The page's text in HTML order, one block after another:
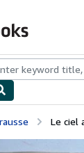
Collections
Le ciel